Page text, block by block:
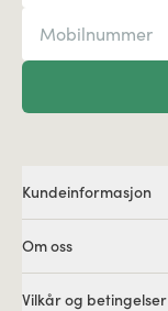
Kundeinformasjon
Om oss
Vilkår og betingelser